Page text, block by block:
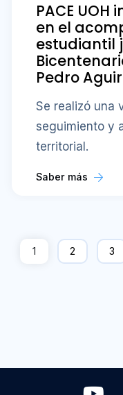
PACE
en el
estudiantil
Pedro
Se realizó una
seguimiento y
territorial.
Saber más
1 2 3